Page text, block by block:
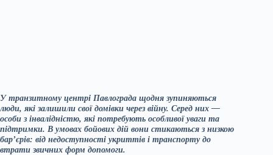
У транзитному центрі Павлограда щодня зупиняються
люди, які залишили свої домівки через війну. Серед них —
особи з інвалідністю, які потребують особливої уваги та
підтримки. В умовах бойових дій вони стикаються з низкою
бар’єрів: від недоступності укриттів і транспорту до
втрати звичних форм допомоги.